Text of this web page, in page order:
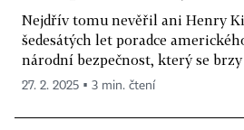
Nejdřív tomu nevěřil ani Henry
šedesátých let poradce
národní bezpečnost, který se brzy
27. 2. 2025 ▪ 3 min. čtení